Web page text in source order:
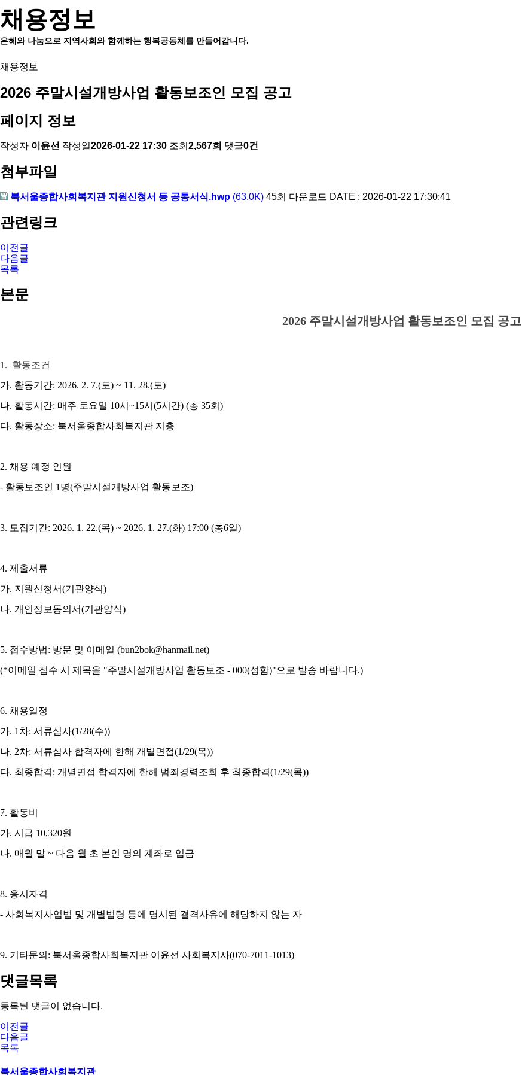
채용정보
은혜와 나눔으로 지역사회와 함께하는 행복공동체를 만들어갑니다.
채용정보
2026 주말시설개방사업 활동보조인 모집 공고
페이지 정보
작성자 이윤선 작성일2026-01-22 17:30 조회 2,567회 댓글0건
첨부파일
북서울종합사회복지관 지원신청서 등 공통서식.hwp (63.0K) 45회 다운로드 DATE : 2026-01-22 17:30:41
관련링크
이전글
다음글
목록
본문
2026 주말시설개방사업 활동보조인 모집 공고
1. 활동조건
가. 활동기간: 2026. 2. 7.(토) ~ 11. 28.(토)
나. 활동시간: 매주 토요일 10시 ~15시 (5시간) (총 35회 )
다. 활동장소: 북서울종합사회복지관 지층
2. 채용 예정 인원
- 활동보조인 1명(주말시설개방사업 활동보조)
3. 모집기간: 2026. 1. 22.(목) ~ 2026. 1. 27.(화) 17:00 (총6일)
4. 제출서류
가. 지원신청서(기관양식)
나. 개인정보동의서(기관양식)
5. 접수방법: 방문 및 이메일 (bun2bok@hanmail.net)
(*이메일 접수 시 제목을 "주말시설개방사업 활동보조 - 000(성함)"으로 발송 바랍니다.)
6. 채용일정
가. 1차: 서류심사(1/28(수))
나. 2차: 서류심사 합격자에 한해 개별면접(1/29(목))
다. 최종합격: 개별면접 합격자에 한해 범죄경력조회 후 최종합격(1/29(목))
7. 활동비
가. 시급 10,320원
나. 매월 말 ~ 다음 월 초 본인 명의 계좌로 입금
8. 응시자격
- 사회복지사업법 및 개별법령 등에 명시된 결격사유에 해당하지 않는 자
9. 기타문의 : 북서울종합사회복지관 이윤선 사회복지사(070-7011-1013)
댓글목록
등록된 댓글이 없습니다.
이전글
다음글
목록
북서울종합사회복지관